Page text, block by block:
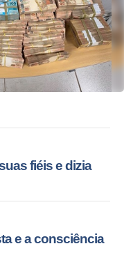
fiéis e dizia
e a consciência